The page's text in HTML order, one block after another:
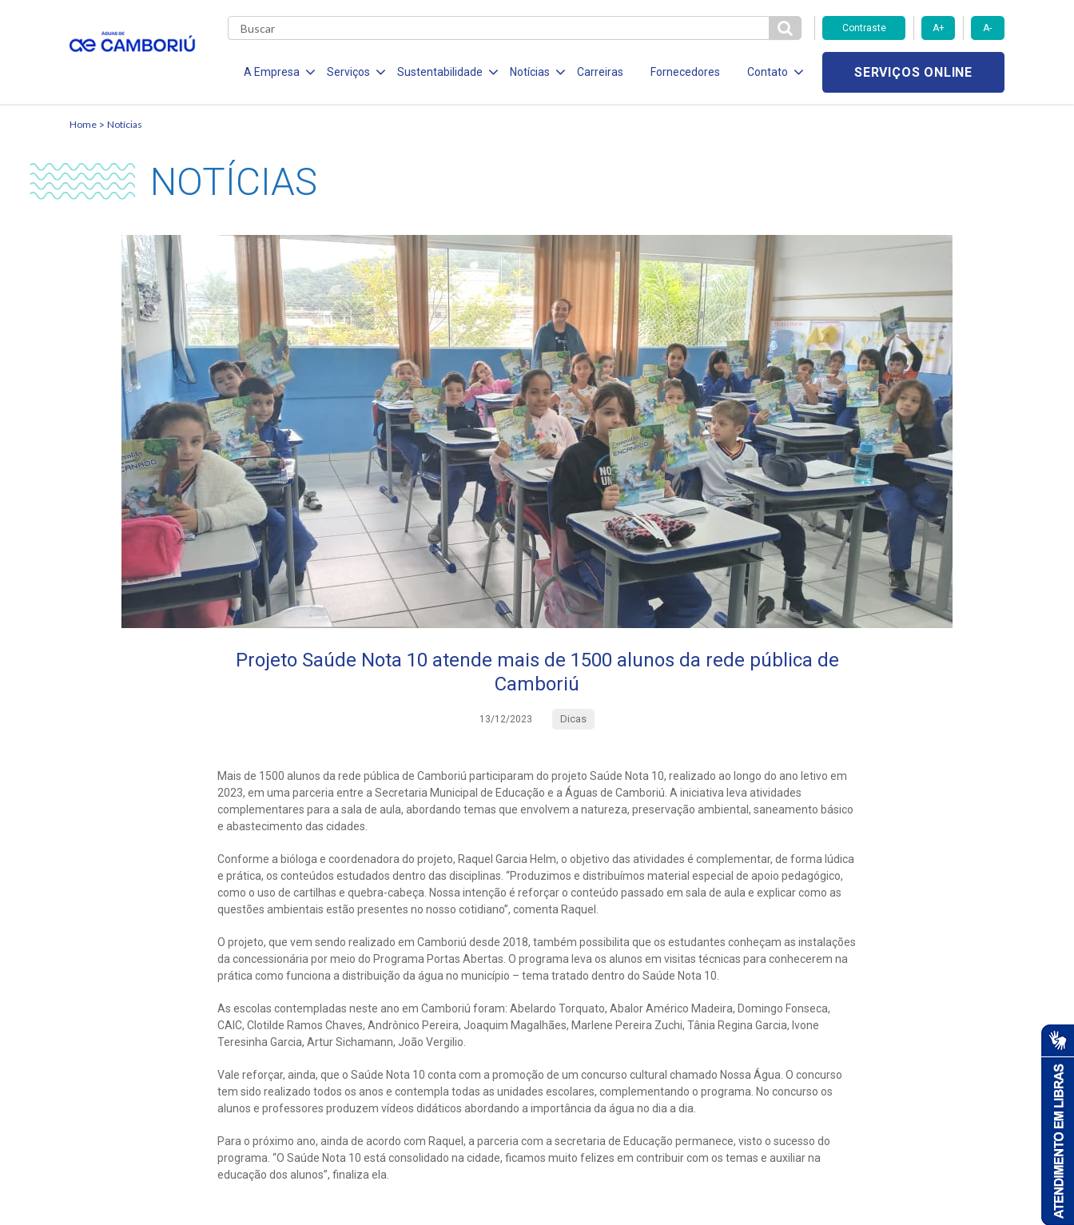
Contraste A+ A-
A Empresa Serviços Sustentabilidade Notícias Carreiras Fornecedores Contato SERVIÇOS ONLINE
Home Notícias
NOTÍCIAS
Projeto Saúde Nota 10 atende mais de 1500 alunos da rede pública de
Camboriú
13/12/2023 Dicas
Mais de 1500 alunos da rede pública de Camboriú participaram do projeto Saúde Nota 10, realizado ao longo do ano letivo em
2023, em uma parceria entre a Secretaria Municipal de Educação e a Águas de Camboriú. A iniciativa leva atividades
complementares para a sala de aula, abordando temas que envolvem a natureza, preservação ambiental, saneamento básico
e abastecimento das cidades.
Conforme a bióloga e coordenadora do projeto, Raquel Garcia Helm, o objetivo das atividades é complementar, de forma lúdica
e prática, os conteúdos estudados dentro das disciplinas. “Produzimos e distribuímos material especial de apoio pedagógico,
como o uso de cartilhas e quebra-cabeça. Nossa intenção é reforçar o conteúdo passado em sala de aula e explicar como as
questões ambientais estão presentes no nosso cotidiano”, comenta Raquel.
O projeto, que vem sendo realizado em Camboriú desde 2018, também possibilita que os estudantes conheçam as instalações
da concessionária por meio do Programa Portas Abertas. O programa leva os alunos em visitas técnicas para conhecerem na
prática como funciona a distribuição da água no município – tema tratado dentro do Saúde Nota 10.
As escolas contempladas neste ano em Camboriú foram: Abelardo Torquato, Abalor Américo Madeira, Domingo Fonseca,
CAIC, Clotilde Ramos Chaves, Andrônico Pereira, Joaquim Magalhães, Marlene Pereira Zuchi, Tânia Regina Garcia, Ivone
Teresinha Garcia, Artur Sichamann, João Vergilio.
Vale reforçar, ainda, que o Saúde Nota 10 conta com a promoção de um concurso cultural chamado Nossa Água. O concurso
tem sido realizado todos os anos e contempla todas as unidades escolares, complementando o programa. No concurso os
alunos e professores produzem vídeos didáticos abordando a importância da água no dia a dia.
Para o próximo ano, ainda de acordo com Raquel, a parceria com a secretaria de Educação permanece, visto o sucesso do
programa. “O Saúde Nota 10 está consolidado na cidade, ficamos muito felizes em contribuir com os temas e auxiliar na
educação dos alunos”, finaliza ela.